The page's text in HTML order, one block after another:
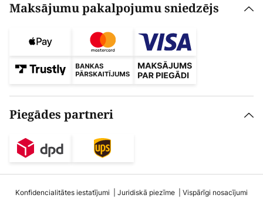
Maksājumu pakalpojumu sniedzējs
Piegādes partneri
Konfidencialitātes iestatījumi Juridiskā piezīme Vispārīgi nosacījumi